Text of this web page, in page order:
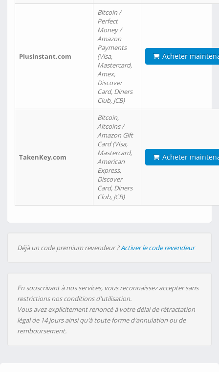
PlusInstant.com
Bitcoin /
Perfect
Money /
Amazon
Payments
(Visa,
Mastercard,
Amex,
Discover
Card, Diners
Club, JCB)
Acheter
TakenKey.com
Bitcoin,
Altcoins /
Amazon Gift
Card (Visa,
Mastercard,
American
Express,
Discover
Card, Diners
Club, JCB)
Acheter
Déjà un code premium revendeur ?Activer le code revendeur
En souscrivant à nos services, vous reconnaissez accepter sans
restrictions nos conditions d'utilisation.
Vous avez explicitement renoncé à votre délai de rétractation
légal de 14 jours ainsi qu'à toute forme d'annulation ou de
remboursement.